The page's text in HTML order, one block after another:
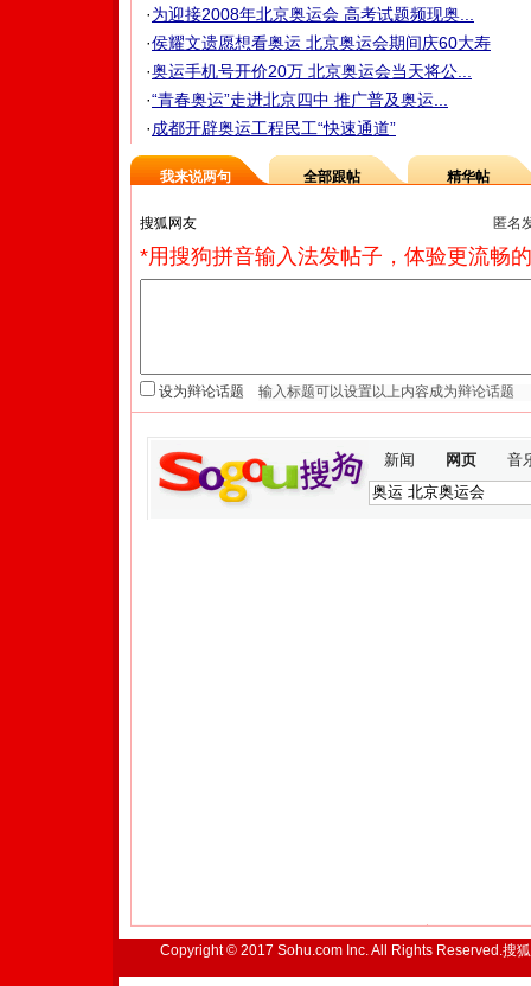
·为迎接2008年北京奥运会 高考试题频现奥...
·侯耀文遗愿想看奥运 北京奥运会期间庆60大寿
·奥运手机号开价20万 北京奥运会当天将公...
·“青春奥运”走进北京四中 推广普及奥运...
·成都开辟奥运工程民工“快速通道”
我来说两句 全部跟帖 精华帖
匿名
*用搜狗拼音输入法发帖子，体验更流畅
设为辩论话题
新闻 网页 音
Copyright © 2017 Sohu.com Inc. All Rights Reserved.搜